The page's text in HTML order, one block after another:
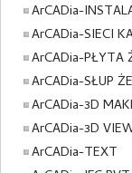
ArCADia-
ArCADia-SIECI
ArCADia-PŁYTA
ArCADia-SŁUP
ArCADia-3D
ArCADia-3D
ArCADia-TEXT